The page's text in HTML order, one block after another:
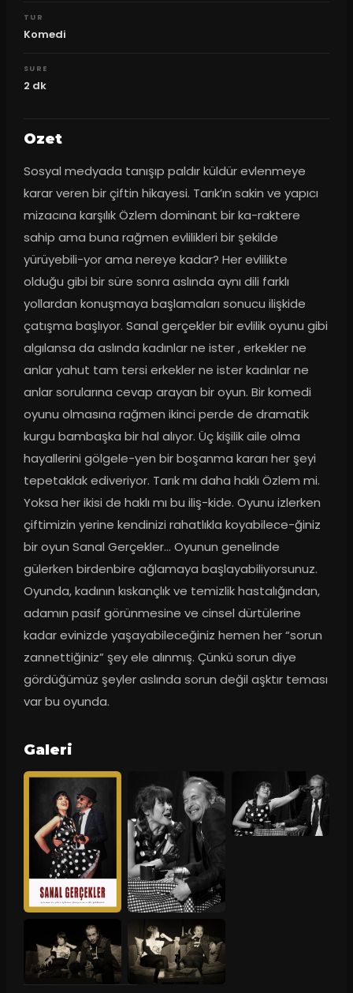
TUR
Komedi
SURE
2 dk
Ozet
Sosyal medyada tanışıp paldır küldür evlenmeye
karar veren bir çiftin hikayesi. Tarık’ın sakin ve yapıcı
mizacına karşılık Özlem dominant bir ka-raktere
sahip ama buna rağmen evlilikleri bir şekilde
yürüyebili-yor ama nereye kadar? Her evlilikte
olduğu gibi bir süre sonra aslında aynı dili farklı
yollardan konuşmaya başlamaları sonucu ilişkide
çatışma başlıyor. Sanal gerçekler bir evlilik oyunu gibi
algılansa da aslında kadınlar ne ister , erkekler ne
anlar yahut tam tersi erkekler ne ister kadınlar ne
anlar sorularına cevap arayan bir oyun. Bir komedi
oyunu olmasına rağmen ikinci perde de dramatik
kurgu bambaşka bir hal alıyor. Üç kişilik aile olma
hayallerini gölgele-yen bir boşanma kararı her şeyi
tepetaklak ediveriyor. Tarık mı daha haklı Özlem mi.
Yoksa her ikisi de haklı mı bu iliş-kide. Oyunu izlerken
çiftimizin yerine kendinizi rahatlıkla koyabilece-ğiniz
bir oyun Sanal Gerçekler… Oyunun genelinde
gülerken birdenbire ağlamaya başlayabiliyorsunuz.
Oyunda, kadının kıskançlık ve temizlik hastalığından,
adamın pasif görünmesine ve cinsel dürtülerine
kadar evinizde yaşayabileceğiniz hemen her “sorun
zannettiğiniz” şey ele alınmış. Çünkü sorun diye
gördüğümüz şeyler aslında sorun değil aşktır teması
var bu oyunda.
Galeri